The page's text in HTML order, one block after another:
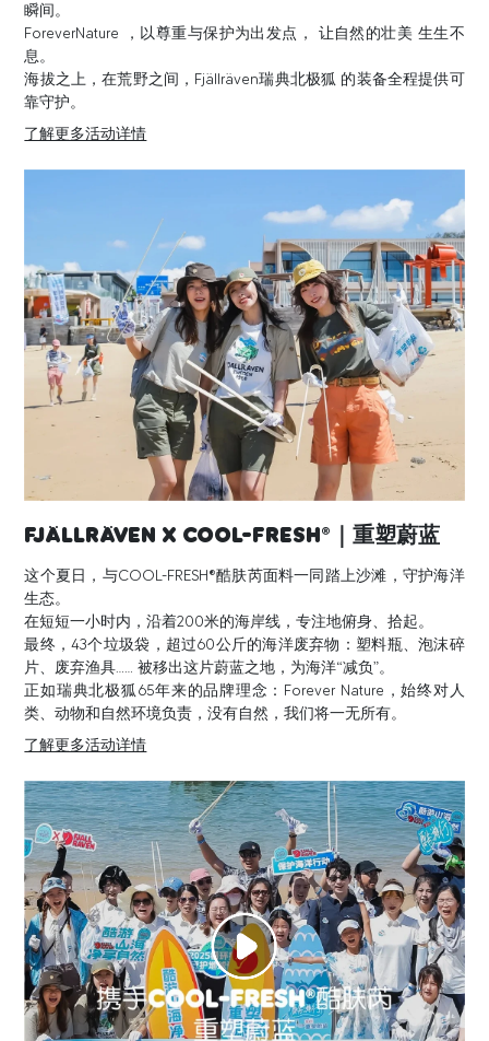
瞬间。
ForeverNature ，以尊重与保护为出发点， 让自然的壮美 生生不
息。
海拔之上，在荒野之间，Fjällräven瑞典北极狐 的装备全程提供可
靠守护。
了解更多活动详情
Fjällräven X COOL-FRESH®｜重塑蔚蓝
这个夏日，与COOL-FRESH®酷肤芮面料一同踏上沙滩，守护海洋
生态。
在短短一小时内，沿着200米的海岸线，专注地俯身、拾起。
最终，43个垃圾袋，超过60公斤的海洋废弃物：塑料瓶、泡沫碎
片、废弃渔具…… 被移出这片蔚蓝之地，为海洋“减负”。
正如瑞典北极狐65年来的品牌理念：Forever Nature，始终对人
类、动物和自然环境负责，没有自然，我们将一无所有。
了解更多活动详情